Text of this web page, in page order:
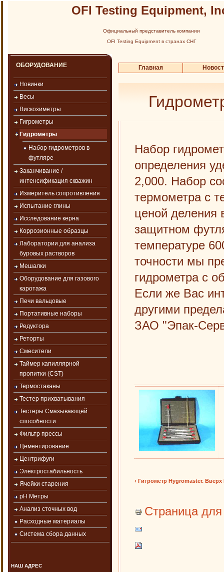
OFI Testing Equipment,
Официальный представитель компании
OFI Testing Equipment в странах СНГ
ОБОРУДОВАНИЕ
Новинки
Весы
Вискозиметры
Гигрометры
Гидрометры
Набор гидрометров в
футляре
Заканчивание /
интенсификация скважин
Измеритель сопротивления
Испытание глины
Исследование керна
Коррозионные образцы
Лаборатории для анализа
буровых растворов
Мешалки
Оборудование для газового
каротажа
Печи вальцовые
Портативные наборы
Редуктора
Реторты
Смесители
Таймер капиллярной
пропитки (CST)
Термостаканы
Тестер прихватывания
Тестеры Смазывающей
способности
Фильтр прессы
Цементирование
Центрифуги
Электростабильность
Ячейки старения
рН Метры
Анализ сточных вод
Расходные материалы
Система сбора данных
НАШ АДРЕС
Главная
Набор
определения
2,000. Набор
термометра с
ценой деления
защитном
температуре
точности мы
гидрометра с
Если же Вас
другими
ЗАО "Эпак-
‹ Гигрометр Hygromaster. Вверх
Страница для